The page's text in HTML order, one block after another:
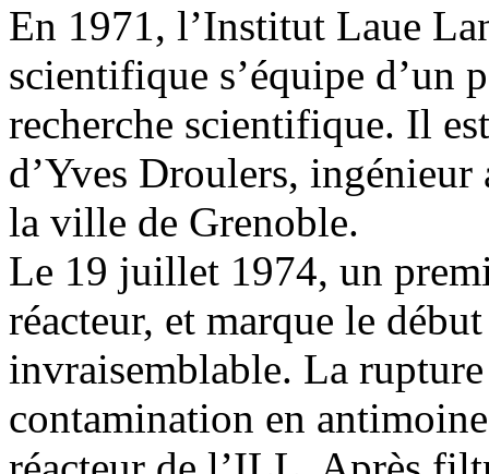
En 1971, l’Institut Laue
scientifique s’équipe d’un
recherche scientifique. Il
d’Yves Droulers,
la ville de Grenoble.
Le 19 juillet 1974, un
réacteur, et marque le
invraisemblable. La
contamination en